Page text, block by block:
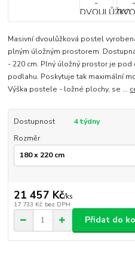
Masivní dvoulůžková postel
plným úložným prostorem.
- 220 cm. Plný úložný prostor je
podlahu. Poskytuje tak maximální
Výška postele - ložné plochy, se ...
Dostupnost
4 týdny
Rozměr
21 457 Kč/ks
17 733 Kč bez DPH
Přidat do